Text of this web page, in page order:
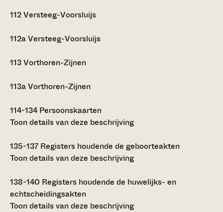
112Versteeg-Voorsluijs
112aVersteeg-Voorsluijs
113Vorthoren-Zijnen
113aVorthoren-Zijnen
114-134 Persoonskaarten
Toon details van deze beschrijving
135-137 Registers houdende de geboorteakten
Toon details van deze beschrijving
138-140 Registers houdende de huwelijks- en
echtscheidingsakten
Toon details van deze beschrijving